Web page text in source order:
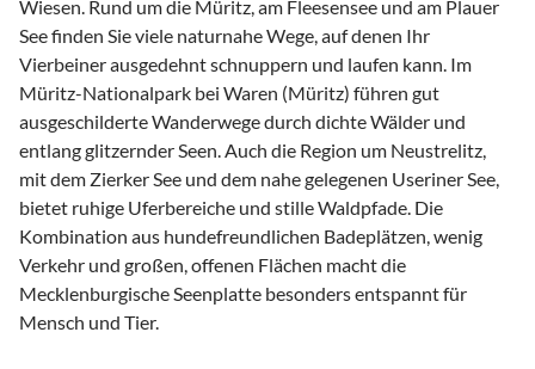
Wiesen. Rund um die Müritz, am Fleesensee und am Plauer
See finden Sie viele naturnahe Wege, auf denen Ihr
Vierbeiner ausgedehnt schnuppern und laufen kann. Im
Müritz-Nationalpark bei Waren (Müritz) führen gut
ausgeschilderte Wanderwege durch dichte Wälder und
entlang glitzernder Seen. Auch die Region um Neustrelitz,
mit dem Zierker See und dem nahe gelegenen Useriner See,
bietet ruhige Uferbereiche und stille Waldpfade. Die
Kombination aus hundefreundlichen Badeplätzen, wenig
Verkehr und großen, offenen Flächen macht die
Mecklenburgische Seenplatte besonders entspannt für
Mensch und Tier.